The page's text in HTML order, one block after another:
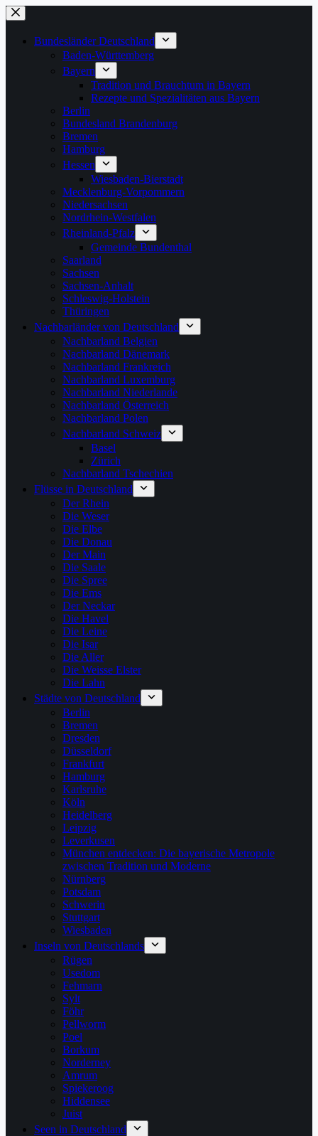
Zum
Inhalt
springenBundesländer Deutschland
Baden-Württemberg
Bayern
Tradition und Brauchtum in Bayern
Rezepte und Spezialitäten aus Bayern
Berlin
Bundesland Brandenburg
Bremen
Hamburg
Hessen
Wiesbaden-Bierstadt
Mecklenburg-Vorpommern
Niedersachsen
Nordrhein-Westfalen
Rheinland-Pfalz
Gemeinde Bundenthal
Saarland
Sachsen
Sachsen-Anhalt
Schleswig-Holstein
Thüringen
Nachbarländer von Deutschland
Nachbarland Belgien
Nachbarland Dänemark
Nachbarland Frankreich
Nachbarland Luxemburg
Nachbarland Niederlande
Nachbarland Österreich
Nachbarland Polen
Nachbarland Schweiz
Basel
Zürich
Nachbarland Tschechien
Flüsse in Deutschland
Der Rhein
Die Weser
Die Elbe
Die Donau
Der Main
Die Saale
Die Spree
Die Ems
Der Neckar
Die Havel
Die Leine
Die Isar
Die Aller
Die Weisse Elster
Die Lahn
Städte von Deutschland
Berlin
Bremen
Dresden
Düsseldorf
Frankfurt
Hamburg
Karlsruhe
Köln
Heidelberg
Leipzig
Leverkusen
München entdecken: Die bayerische Metropole
zwischen Tradition und Moderne
Nürnberg
Potsdam
Schwerin
Stuttgart
Wiesbaden
Inseln von Deutschlands
Rügen
Usedom
Fehmarn
Sylt
Föhr
Pellworm
Poel
Borkum
Norderney
Amrum
Spiekeroog
Hiddensee
Juist
Seen in Deutschland